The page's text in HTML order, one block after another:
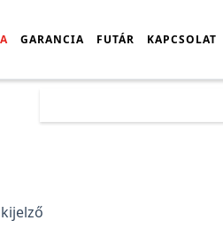
GARANCIA FUTÁR KAPCSOLAT